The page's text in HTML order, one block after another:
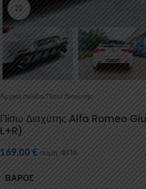
Κάντε κλικ για μεγέθυνση
Αρχική σελίδα/Πίσω Διαχύτης
Πίσω Διαχύτης Alfa Romeo
L+R)
169,00 € συμπ. ΦΠΑ
ΒΆΡΟΣ